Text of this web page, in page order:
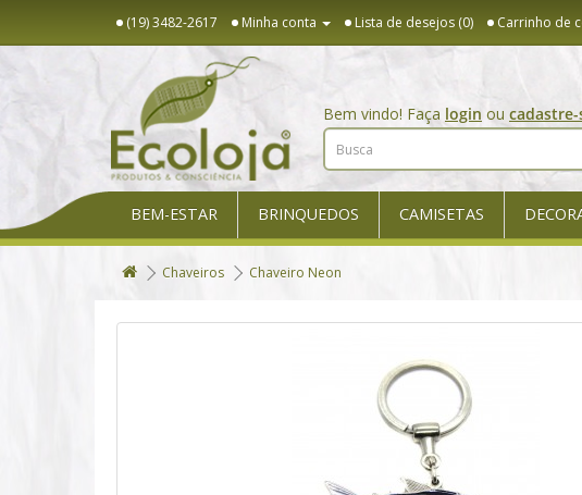
(19) 3482-2617 Minha conta Lista de desejos (0) Carrinho de
Bem vindo! Faça login ou cadastre-
BEM-ESTAR BRINQUEDOS CAMISETAS
Chaveiros Chaveiro Neon